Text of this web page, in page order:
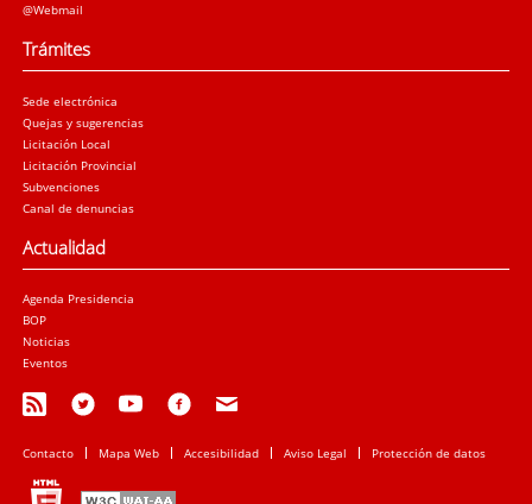
@Webmail
Trámites
Sede electrónica
Quejas y sugerencias
Licitación Local
Licitación Provincial
Subvenciones
Canal de denuncias
Actualidad
Agenda Presidencia
BOP
Noticias
Eventos
Contacto Mapa Web Accesibilidad Aviso Legal Protección de datos